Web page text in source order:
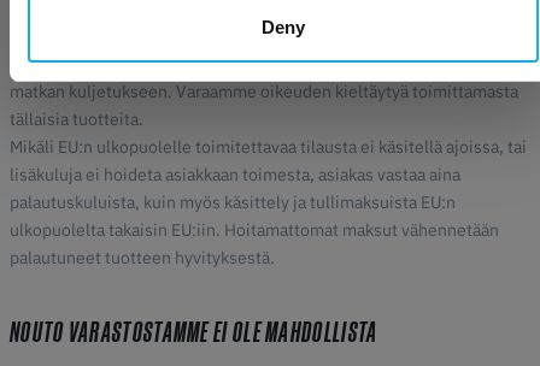
Deny
Osa tuotteistamme voi olla liian suuria, raskaita tai hauraita pitkän
matkan kuljetukseen. Varaamme oikeuden kieltäytyä toimittamasta
tällaisia tuotteita.
Mikäli EU:n ulkopuolelle toimitettavaa tilausta ei käsitellä ajoissa, tai
lisäkuluja ei hoideta asiakkaan toimesta, asiakas vastaa aina
palautuskuluista, kuin myös käsittely ja tullimaksuista EU:n
ulkopuolelta takaisin EU:iin. Hoitamattomat maksut vähennetään
palautuneet tuotteen hyvityksestä.
NOUTO VARASTOSTAMME EI OLE MAHDOLLISTA